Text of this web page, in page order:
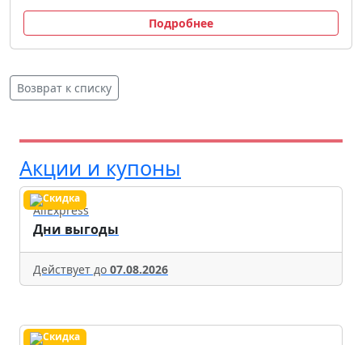
Подробнее
Возврат к списку
Акции и купоны
AliExpress
Дни выгоды
Действует до 07.08.2026